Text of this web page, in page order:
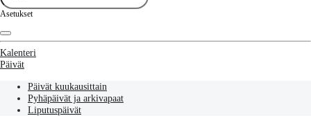
Asetukset
Kalenteri
Päivät
Päivät kuukausittain
Pyhäpäivät ja arkivapaat
Liputuspäivät